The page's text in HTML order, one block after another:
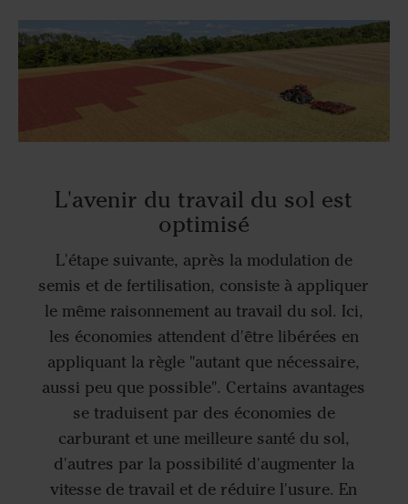
L'avenir du travail du sol est
optimisé
L'étape suivante, après la modulation de
semis et de fertilisation, consiste à appliquer
le même raisonnement au travail du sol. Ici,
les économies attendent d'être libérées en
appliquant la règle "autant que nécessaire,
aussi peu que possible". Certains avantages
se traduisent par des économies de
carburant et une meilleure santé du sol,
d'autres par la possibilité d'augmenter la
vitesse de travail et de réduire l'usure. En